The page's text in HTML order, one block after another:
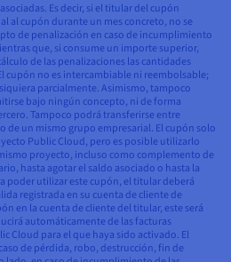
Es decir, si el titular del cupón
al cupón durante un mes concreto, no se
de penalización en caso de incumplimiento
que, si consume un importe superior,
de las penalizaciones las cantidades
cupón no es intercambiable ni reembolsable;
parcialmente. Asimismo, tampoco
bajo ningún concepto, ni de forma
Tampoco podrá transferirse entre
de un mismo grupo empresarial. El cupón solo
Public Cloud, pero es posible utilizarlo
proyecto, incluso como complemento de
hasta agotar el saldo asociado o hasta la
poder utilizar este cupón, el titular deberá
registrada en su cuenta de cliente de
en la cuenta de cliente del titular, este será
automáticamente de las facturas
Cloud para el que haya sido activado. El
de pérdida, robo, destrucción, fin de